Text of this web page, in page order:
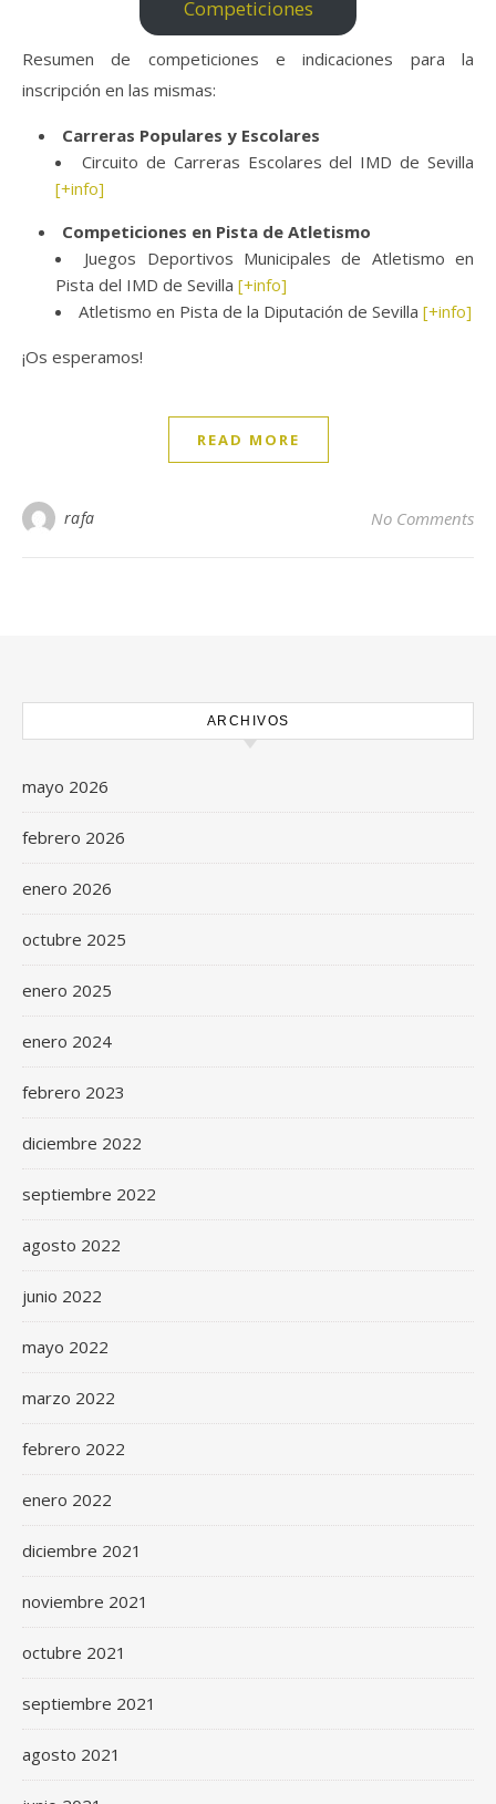
Competiciones
Resumen de competiciones e indicaciones para la
inscripción en las mismas:
Carreras Populares y Escolares
Circuito de Carreras Escolares del IMD de Sevilla
[+info]
Competiciones en Pista de Atletismo
Juegos Deportivos Municipales de Atletismo en
Pista del IMD de Sevilla [+info]
Atletismo en Pista de la Diputación de Sevilla [+info]
¡Os esperamos!
READ MORE
rafa No Comments
ARCHIVOS
mayo 2026
febrero 2026
enero 2026
octubre 2025
enero 2025
enero 2024
febrero 2023
diciembre 2022
septiembre 2022
agosto 2022
junio 2022
mayo 2022
marzo 2022
febrero 2022
enero 2022
diciembre 2021
noviembre 2021
octubre 2021
septiembre 2021
agosto 2021